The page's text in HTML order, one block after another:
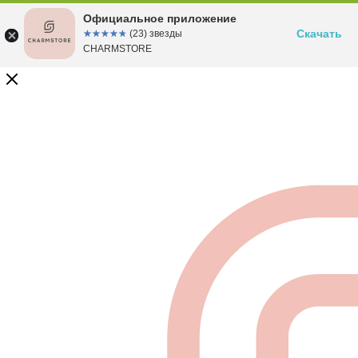
Официальное приложение
☆☆☆☆☆
★★★★★ (23) звезды
CHARMSTORE
Скачать